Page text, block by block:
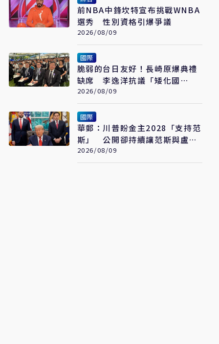
前NBA中鋒坎特宣布挑戰WNBA
選秀 性別資格引爆爭議
2026/08/09
國際
脆弱的台日友好！長崎原爆典禮
缺席 李逸洋抗議「矮化國
格」：日媒揭長崎特殊安排
2026/08/09
國際
華郵：川普盼金主2028「支持范
斯」 公開卻持續讓范斯與盧比
奧較勁接班
2026/08/09